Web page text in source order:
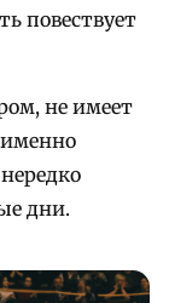
повествует
не имеет
именно
дни.